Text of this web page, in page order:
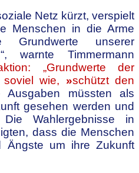
Netz kürzt, verspielt
Menschen in die Arme
unserer
warnte Timmermann
„Grundwerte der
soviel wie, »schützt den
Ausgaben müssten als
gesehen werden und
Wahlergebnisse in
dass die Menschen
Ängste um ihre Zukunft